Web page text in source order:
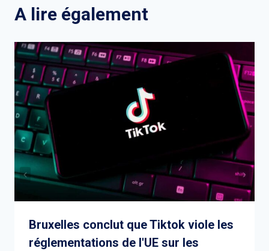
A lire également
Bruxelles conclut que Tiktok viole les
réglementations de l'UE sur les